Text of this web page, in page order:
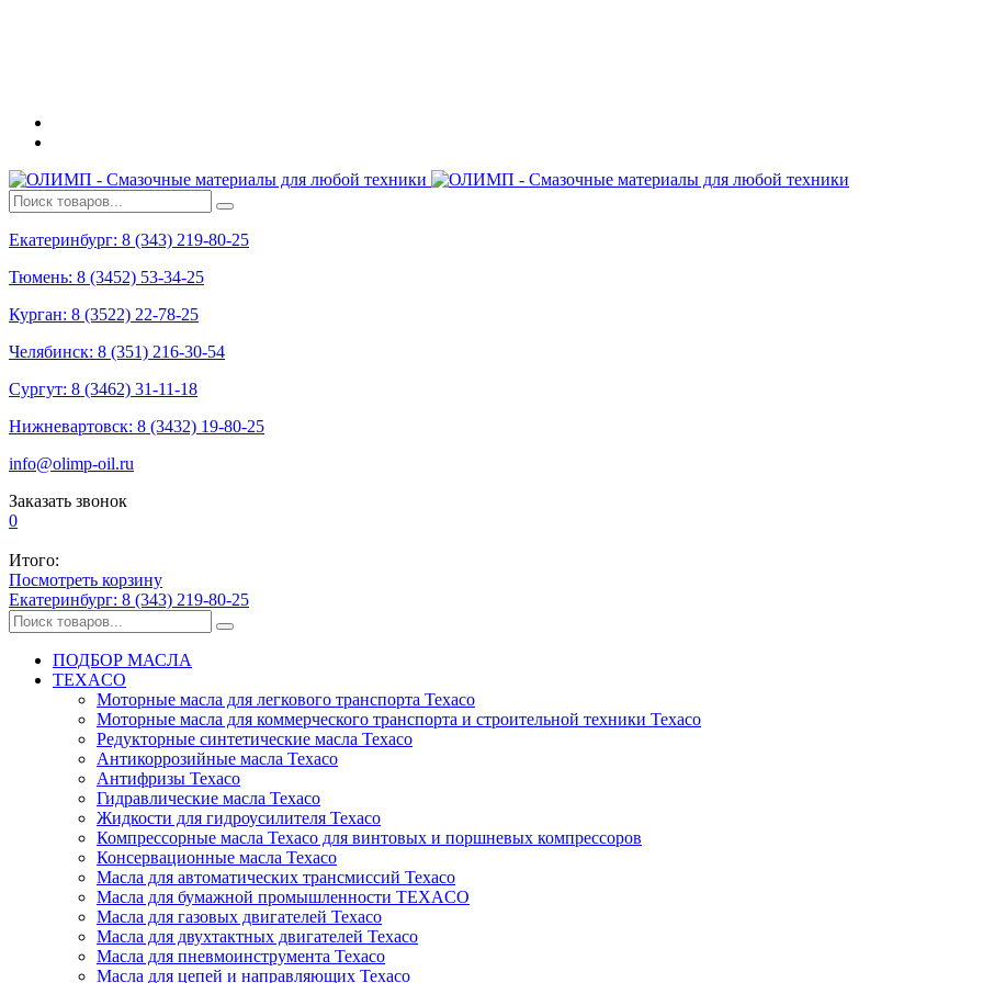
Екатеринбург: 8 (343) 219-80-25
Тюмень: 8 (3452) 53-34-25
Курган: 8 (3522) 22-78-25
Челябинск: 8 (351) 216-30-54
Сургут: 8 (3462) 31-11-18
Нижневартовск: 8 (3432) 19-80-25
info@olimp-oil.ru
Заказать звонок
0
Итого:
Посмотреть корзину
Екатеринбург: 8 (343) 219-80-25
ПОДБОР МАСЛА
TEXACO
Моторные масла для легкового транспорта Texaco
Моторные масла для коммерческого транспорта и строительной техники Texaco
Редукторные синтетические масла Texaco
Антикоррозийные масла Texaco
Антифризы Texaco
Гидравлические масла Texaco
Жидкости для гидроусилителя Texaco
Компрессорные масла Texaco для винтовых и поршневых компрессоров
Консервационные масла Texaco
Масла для автоматических трансмиссий Texaco
Масла для бумажной промышленности TEXACO
Масла для газовых двигателей Texaco
Масла для двухтактных двигателей Texaco
Масла для пневмоинструмента Texaco
Масла для цепей и направляющих Texaco